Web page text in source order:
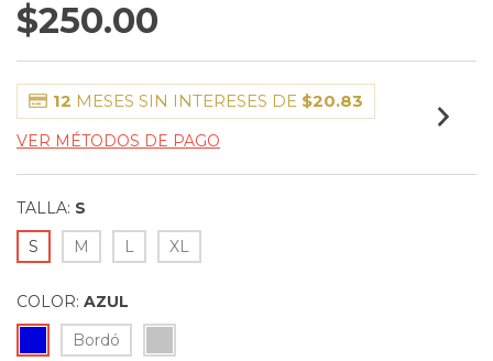
$250.00
12 MESES SIN INTERESES DE $20.83
VER MÉTODOS DE PAGO
TALLA: S
S
M L XL
COLOR: AZUL
Bordó